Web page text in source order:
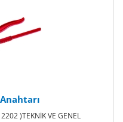
)TEKNİK VE GENEL